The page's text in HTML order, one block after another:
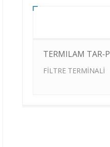
TERMILAM TAR-P
FİLTRE TERMİNALİ